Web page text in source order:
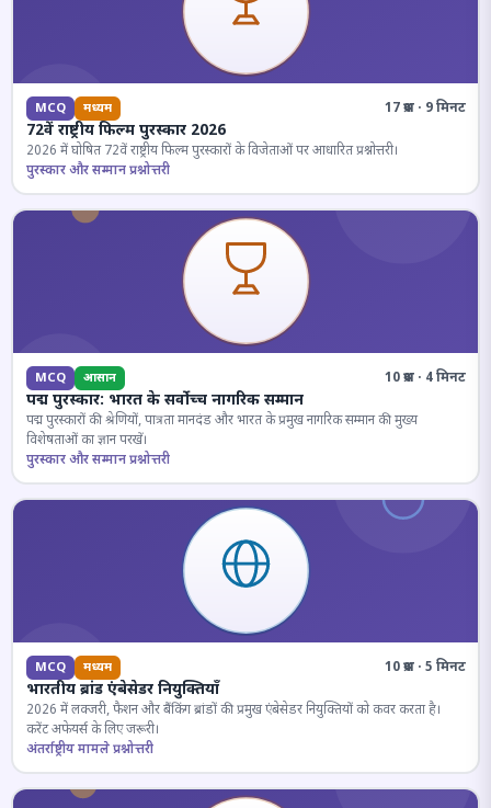
MCQ मध्यम 17 प्रश्न · 9 मिनट
72वें राष्ट्रीय फिल्म पुरस्कार 2026
2026 में घोषित 72वें राष्ट्रीय फिल्म पुरस्कारों के विजेताओं पर आधारित प्रश्नोत्तरी।
पुरस्कार और सम्मान प्रश्नोत्तरी
MCQ आसान 10 प्रश्न · 4 मिनट
पद्म पुरस्कार: भारत के सर्वोच्च नागरिक सम्मान
पद्म पुरस्कारों की श्रेणियों, पात्रता मानदंड और भारत के प्रमुख नागरिक सम्मान की मुख्य
विशेषताओं का ज्ञान परखें।
पुरस्कार और सम्मान प्रश्नोत्तरी
MCQ मध्यम 10 प्रश्न · 5 मिनट
भारतीय ब्रांड एंबेसेडर नियुक्तियाँ
2026 में लक्जरी, फैशन और बैंकिंग ब्रांडों की प्रमुख एंबेसेडर नियुक्तियों को कवर करता है।
करेंट अफेयर्स के लिए जरूरी।
अंतर्राष्ट्रीय मामले प्रश्नोत्तरी